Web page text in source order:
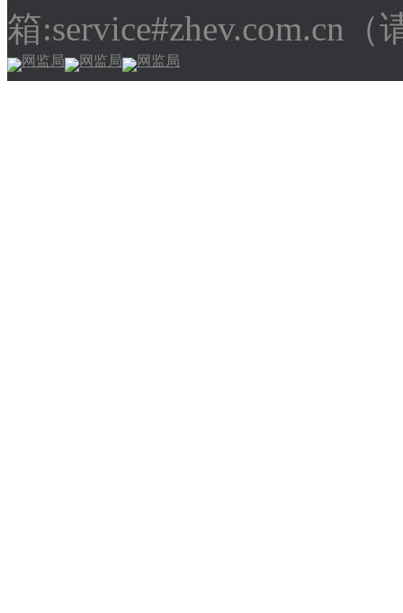
箱:service#zhev.com.cn